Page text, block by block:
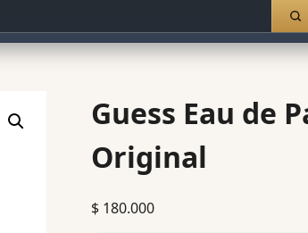
Guess Eau de
Original
$180.000